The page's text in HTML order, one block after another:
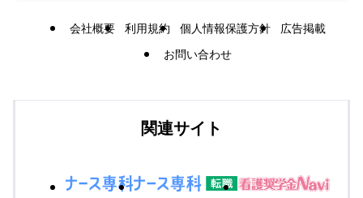
会社概要 利用規約 個人情報保護方針
広告掲載
お問い合わせ
関連サイト